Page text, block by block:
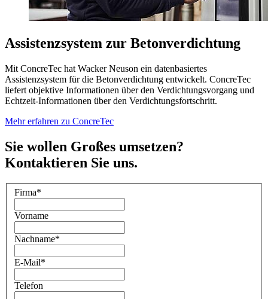
Assistenzsystem zur Betonverdichtung
Mit ConcreTec hat Wacker Neuson ein datenbasiertes
Assistenzsystem für die Betonverdichtung entwickelt. ConcreTec
liefert objektive Informationen über den Verdichtungsvorgang und
Echtzeit-Informationen über den Verdichtungsfortschritt.
Mehr erfahren zu ConcreTec
Sie wollen Großes umsetzen?
Kontaktieren Sie uns.
Firma*
Vorname
Nachname*
E-Mail*
Telefon